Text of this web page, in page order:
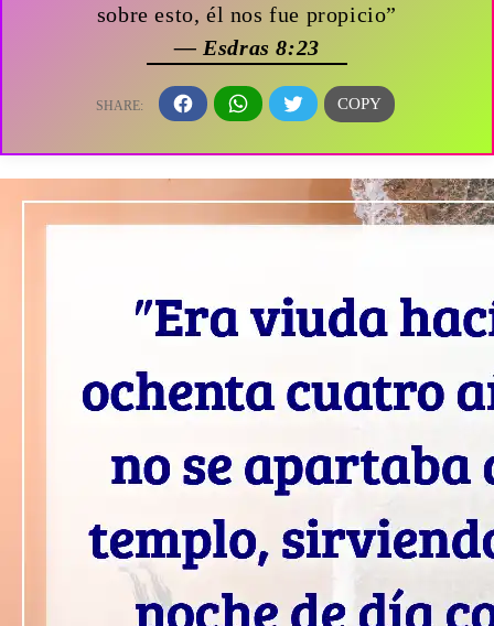
sobre esto, él nos fue propicio”
— Esdras 8:23